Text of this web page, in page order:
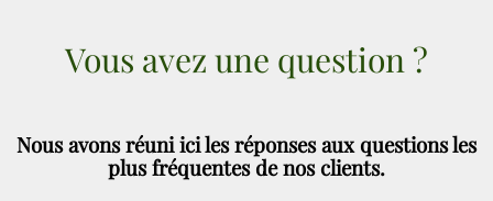
Vous avez une question ?
Nous avons réuni ici les réponses aux questions les
plus fréquentes de nos clients.